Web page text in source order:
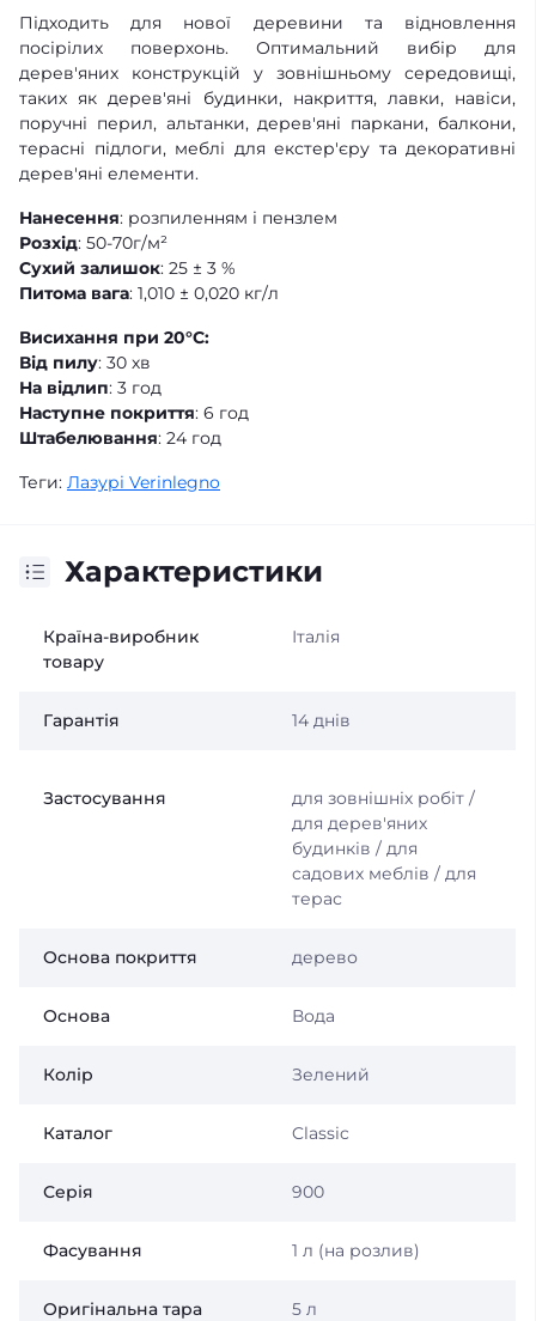
Підходить для нової деревини та відновлення
посірілих поверхонь. Оптимальний вибір для
дерев'яних конструкцій у зовнішньому середовищі,
таких як дерев'яні будинки, накриття, лавки, навіси,
поручні перил, альтанки, дерев'яні паркани, балкони,
терасні підлоги, меблі для екстер'єру та декоративні
дерев'яні елементи.
Нанесення: розпиленням і пензлем
Розхід: 50-70г/м²
Сухий залишок: 25 ± 3 %
Питома вага: 1,010 ± 0,020 кг/л
Висихання при 20°С:
Від пилу: 30 хв
На відлип: 3 год
Наступне покриття: 6 год
Штабелювання: 24 год
Теги: Лазурі Verinlegno
Характеристики
Країна-виробник
товару
Італія
Гарантія 14 днів
Застосування
для зовнішніх робіт /
для дерев'яних
будинків / для
садових меблів / для
терас
Основа покриття дерево
Основа Вода
Колір Зелений
Каталог Classic
Серія 900
Фасування 1 л (на розлив)
Оригінальна тара 5 л